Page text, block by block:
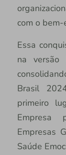
com o
Essa
na versão
Brasil
primeiro
Empresa
Empresas
Saúde